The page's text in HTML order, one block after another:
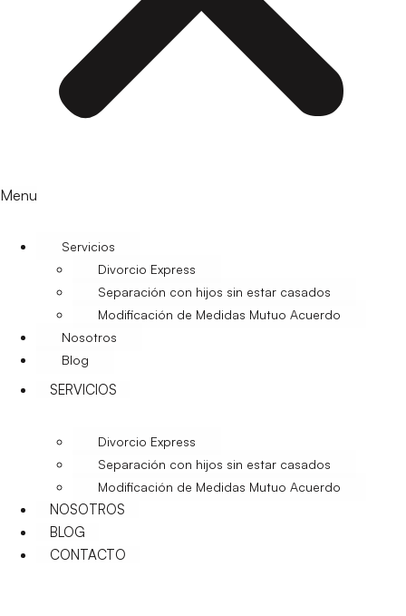
Menu
Servicios
Divorcio Express
Separación con hijos sin estar casados
Modificación de Medidas Mutuo Acuerdo
Nosotros
Blog
SERVICIOS
Divorcio Express
Separación con hijos sin estar casados
Modificación de Medidas Mutuo Acuerdo
NOSOTROS
BLOG
CONTACTO